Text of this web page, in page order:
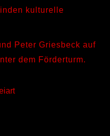
kulturelle
Peter Griesbeck auf
dem Förderturm.